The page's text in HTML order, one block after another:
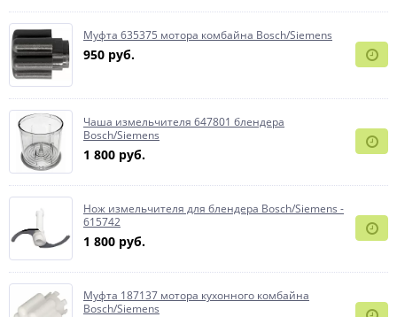
Муфта 635375 мотора комбайна Bosch/Siemens
950 руб.
Чаша измельчителя 647801 блендера
Bosch/Siemens
1 800 руб.
Нож измельчителя для блендера Bosch/Siemens -
615742
1 800 руб.
Муфта 187137 мотора кухонного комбайна
Bosch/Siemens